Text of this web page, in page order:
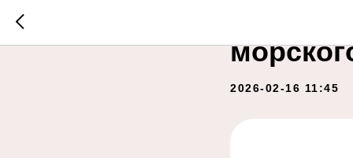
2026-02-16 11:45